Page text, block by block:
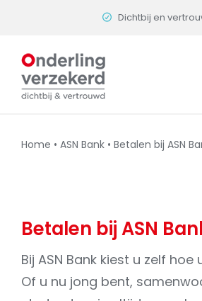
Dichtbij en
Home • ASN Bank • Betalen bij ASN
Betalen bij ASN
Bij ASN Bank kiest u zelf hoe
Of u nu jong bent,